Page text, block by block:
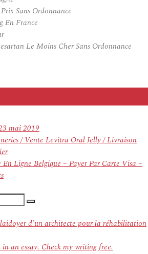
Sans Ordonnance
En France
Le Moins Cher Sans Ordonnance
mai 2019
/ Vente Levitra Oral Jelly / Livraison
Ligne Belgique – Payer Par Carte Visa –
Recherche
d’un architecte pour la réhabilitation
an essay. Check my writing free.